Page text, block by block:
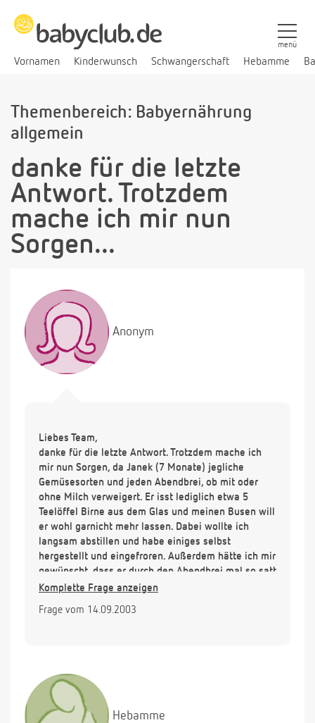
Vornamen Kinderwunsch Schwangerschaft Hebamme
menü
Themenbereich: Babyernährung
allgemein
danke für die letzte
Antwort. Trotzdem
mache ich mir nun
Sorgen...
Anonym
Liebes Team,
danke für die letzte Antwort. Trotzdem mache ich
mir nun Sorgen, da Janek (7 Monate) jegliche
Gemüsesorten und jeden Abendbrei, ob mit oder
ohne Milch verweigert. Er isst lediglich etwa 5
Teelöffel Birne aus dem Glas und meinen Busen will
er wohl garnicht mehr lassen. Dabei wollte ich
langsam abstillen und habe einiges selbst
hergestellt und eingefroren. Außerdem hätte ich mir
gewünscht, dass er durch den Abendbrei mal so satt
wäre, dass er nicht gleich wieder um 22.00 Uhr und
Wissen Sie Rat?
Komplette Frage anzeigen
Frage vom 14.09.2003
Hebamme